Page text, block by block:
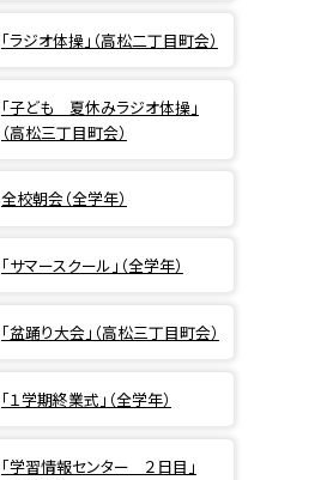
「ラジオ体操」（高松二丁目町会）
「子ども 夏休みラジオ体操」
（高松三丁目町会）
全校朝会（全学年）
「サマースクール」（全学年）
「盆踊り大会」（高松三丁目町会）
「１学期終業式」（全学年）
「学習情報センター ２日目」